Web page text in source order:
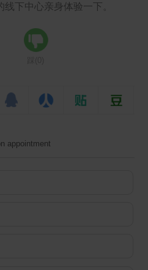
下中心亲身体验一下。
appointment